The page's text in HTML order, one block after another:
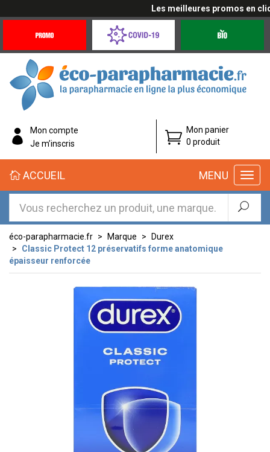
Les meilleures promos en
Offres
Coronavirus
éco-
parapharmacie.fr
éco-
parapharmacie.fr
Mon compte
Je m’inscris
Mon panier
0 produit
MENU
ACCUEIL
éco-parapharmacie.fr Marque
Durex
Classic Protect 12 préservatifs forme anatomique
épaisseur renforcée